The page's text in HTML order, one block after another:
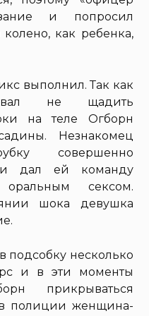
и попросил
как ребенка,
выполнил. Так как
не щадить
на теле Огборн
Незнакомец
совершенно
и дал ей команду
сексом.
шока девушка
подсобку несколько
и в эти моменты
прикрываться
полиции женщина-